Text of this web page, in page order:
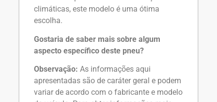
climáticas, este modelo é uma ótima
escolha.
Gostaria de saber mais sobre algum
aspecto específico deste pneu?
Observação: As informações aqui
apresentadas são de caráter geral e podem
variar de acordo com o fabricante e modelo